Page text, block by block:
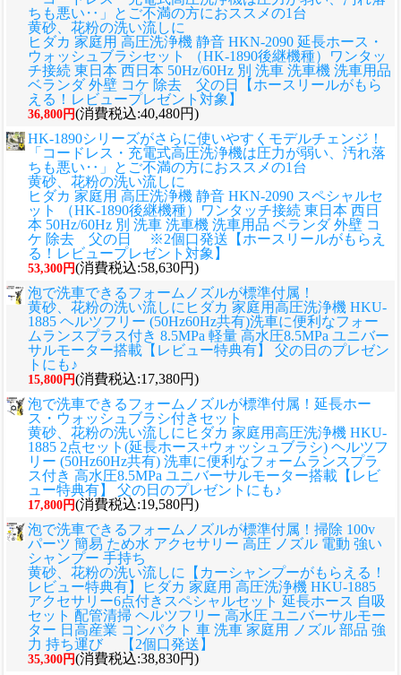
ちも悪い‥」とご不満の方におススメの1台
黄砂、花粉の洗い流しに
ヒダカ 家庭用 高圧洗浄機 静音 HKN-2090 延長ホース・
ウォッシュブラシセット （HK-1890後継機種）ワンタッ
チ接続 東日本 西日本 50Hz/60Hz 別 洗車 洗車機 洗車用品
ベランダ 外壁 コケ 除去 父の日【ホースリールがもら
える！レビュープレゼント対象】
36,800円(消費税込:40,480円)
HK-1890シリーズがさらに使いやすくモデルチェンジ！
「コードレス・充電式高圧洗浄機は圧力が弱い、汚れ落
ちも悪い‥」とご不満の方におススメの1台
黄砂、花粉の洗い流しに
ヒダカ 家庭用 高圧洗浄機 静音 HKN-2090 スペシャルセ
ット （HK-1890後継機種）ワンタッチ接続 東日本 西日
本 50Hz/60Hz 別 洗車 洗車機 洗車用品 ベランダ 外壁 コ
ケ 除去 父の日 ※2個口発送【ホースリールがもらえ
る！レビュープレゼント対象】
53,300円(消費税込:58,630円)
泡で洗車できるフォームノズルが標準付属！
黄砂、花粉の洗い流しに ヒダカ 家庭用高圧洗浄機 HKU-
1885 ヘルツフリー (50Hz60Hz共有)洗車に便利なフォー
ムランスプラス付き 8.5MPa 軽量 高水圧8.5MPa ユニバー
サルモーター搭載【レビュー特典有】 父の日のプレゼン
トにも♪
15,800円(消費税込:17,380円)
泡で洗車できるフォームノズルが標準付属！延長ホー
ス・ウォッシュブラシ付きセット
黄砂、花粉の洗い流しに ヒダカ 家庭用高圧洗浄機 HKU-
1885 2点セット(延長ホース+ウォッシュブラシ) ヘルツフ
リー (50Hz60Hz共有) 洗車に便利なフォームランスプラ
ス付き 高水圧8.5MPa ユニバーサルモーター搭載【レビ
ュー特典有】 父の日のプレゼントにも♪
17,800円(消費税込:19,580円)
泡で洗車できるフォームノズルが標準付属！掃除 100v
パーツ 簡易 ため水 アクセサリー 高圧 ノズル 電動 強い
シャンプー 手持ち
黄砂、花粉の洗い流しに 【カーシャンプーがもらえる！
レビュー特典有】ヒダカ 家庭用 高圧洗浄機 HKU-1885
アクセサリー6点付きスペシャルセット 延長ホース 自吸
セット 配管清掃 ヘルツフリー 高水圧 ユニバーサルモー
ター 日高産業 コンパクト 車 洗車 家庭用 ノズル 部品 強
力 持ち運び 【2個口発送】
35,300円(消費税込:38,830円)